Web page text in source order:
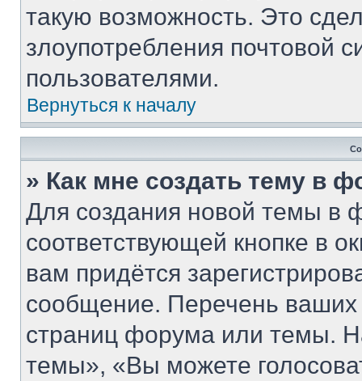
такую возможность. Это
злоупотребления почтовой
пользователями.
Вернуться к началу
» Как мне создать тему в
Для создания новой темы в
соответствующей кнопке в
вам придётся
сообщение. Перечень ваших
страниц форума или темы.
темы», «Вы можете